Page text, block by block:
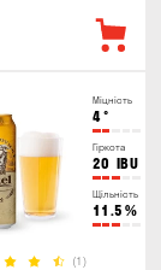
Міцність
4°
Гіркота
20 IBU
Щільність
11.5 %
(1)